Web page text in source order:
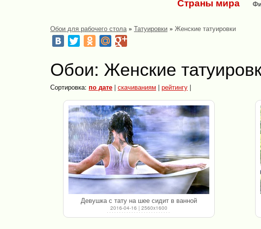
Страны мира
Обои для рабочего стола» Татуировки » Женские татуировки
Обои: Женские
Сортировка: по дате | скачиваниям | рейтингу |
Девушка с тату на шее сидит в ванной
2016-04-16 | 2560x1600